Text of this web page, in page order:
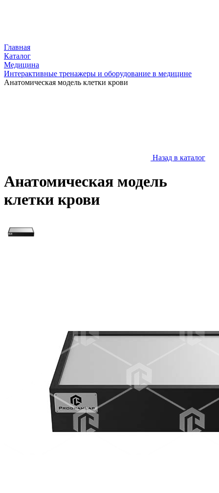
Главная
Каталог
Медицина
Интерактивные тренажеры и оборудование в медицине
Анатомическая модель клетки крови
Назад в каталог
Анатомическая модель
клетки крови